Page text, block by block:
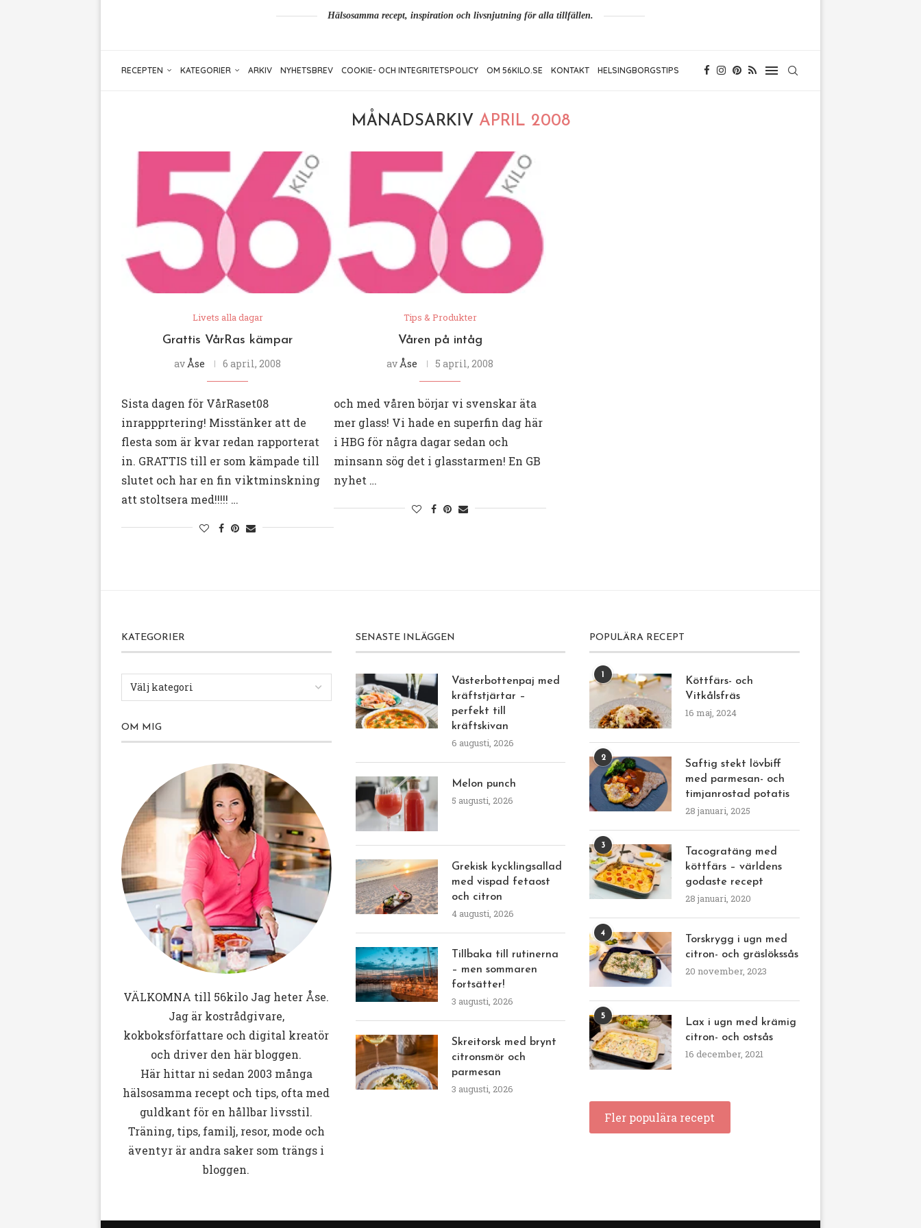
Hälsosamma recept, inspiration och livsnjutning för alla tillfällen.
RECEPTEN KATEGORIER ARKIV NYHETSBREV COOKIE- OCH INTEGRITETSPOLICY OM 56KILO.SE KONTAKT HELSINGBORGSTIPS
MÅNADSARKIV APRIL 2008
Livets alla dagar
Grattis VårRas kämpar
avÅse 6 april, 2008
Sista dagen för VårRaset08
inrappprtering! Misstänker att de
flesta som är kvar redan rapporterat
in. GRATTIS till er som kämpade till
slutet och har en fin viktminskning
att stoltsera med!!!!! …
Tips & Produkter
Våren på intåg
avÅse 5 april, 2008
och med våren börjar vi svenskar äta
mer glass! Vi hade en superfin dag här
i HBG för några dagar sedan och
minsann sög det i glasstarmen! En GB
nyhet …
KATEGORIER
OM MIG
VÄLKOMNA till 56kilo Jag heter Åse.
Jag är kostrådgivare,
kokboksförfattare och digital kreatör
och driver den här bloggen.
Här hittar ni sedan 2003 många
hälsosamma recept och tips, ofta med
guldkant för en hållbar livsstil.
Träning, tips, familj, resor, mode och
äventyr är andra saker som trängs i
bloggen.
SENASTE INLÄGGEN
Västerbottenpaj med
kräftstjärtar –
perfekt till
kräftskivan
6 augusti, 2026
Melon punch
5 augusti, 2026
Grekisk kycklingsallad
med vispad fetaost
och citron
4 augusti, 2026
Tillbaka till rutinerna
– men sommaren
fortsätter!
3 augusti, 2026
Skreitorsk med brynt
citronsmör och
parmesan
3 augusti, 2026
POPULÄRA RECEPT
1
Köttfärs- och
Vitkålsfräs
16 maj, 2024
2
Saftig stekt lövbiff
med parmesan- och
timjanrostad potatis
28 januari, 2025
3
Tacogratäng med
köttfärs – världens
godaste recept
28 januari, 2020
4
Torskrygg i ugn med
citron- och gräslökssås
20 november, 2023
5
Lax i ugn med krämig
citron- och ostsås
16 december, 2021
Fler populära recept